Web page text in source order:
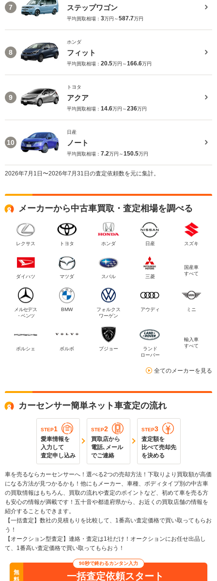
7 ステップワゴン
平均買取相場： 3万円～587.7万円
8
ホンダ
フィット
平均買取相場： 20.5万円～166.6万円
9
トヨタ
アクア
平均買取相場： 14.6万円～236万円
10
日産
ノート
平均買取相場： 7.2万円～150.5万円
2026年7月1日〜2026年7月31日の査定依頼数を元に集計。
メーカーから中古車買取・査定相場を調べる
レクサス トヨタ ホンダ 日産 スズキ
ダイハツ マツダ スバル 三菱
国産車
すべて
メルセデス
・ベンツ
BMW
フォルクス
ワーゲン
アウディ ミニ
ポルシェ ボルボ プジョー
ランド
ローバー
輸入車
すべて
全てのメーカーを見る
カーセンサー簡単ネット車査定の流れ
STEP1
愛車情報を
入力して
査定申し込み
STEP2
買取店から
電話､メール
でご連絡
STEP3
査定額を
比べて売却先
を決める
車を売るならカーセンサーへ！選べる2つの売却方法！下取りより買取額が高価
になる方法が見つかるかも！他にもメーカー、車種、ボディタイプ別の中古車
の買取情報はもちろん、買取の流れや査定のポイントなど、初めて車を売る方
も安心の情報が満載です！五十音や都道府県から、お近くの買取店舗の情報を
紹介することもできます。
【一括査定】数社の見積もりを比較して、1番高い査定価格で買い取ってもらお
う！
【オークション型査定】連絡・査定は1社だけ！オークションにお任せ出品し
て、1番高い査定価格で買い取ってもらおう！
無
料
90秒で終わるカンタン入力
一括査定依頼スタート